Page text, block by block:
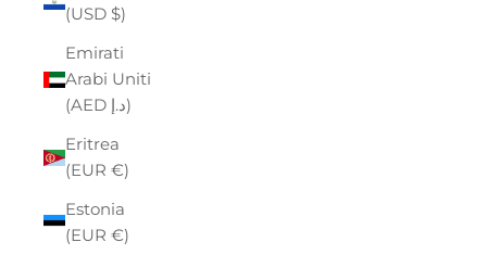
(USD $)
Emirati
Arabi Uniti
(AED د.إ)
Eritrea
(EUR €)
Estonia
(EUR €)